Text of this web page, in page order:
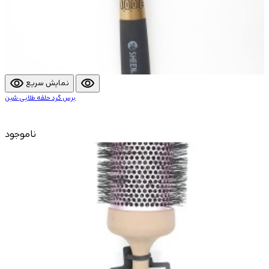
visibility نمایش سریع visibility
برس گرد حلقه طلایی شین
ناموجود